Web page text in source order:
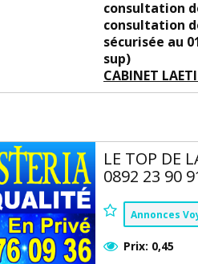
consultation
consultation
sécurisée au
sup)
CABINET
LE TOP DE
0892 23 90
Annonces
Prix: 0,45